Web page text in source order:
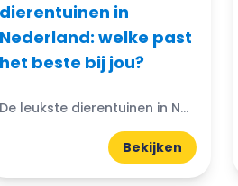
dierentuinen in
Nederland: welke past
het beste bij jou?
De leukste dierentuinen in Nederland: Dierentuinen in Nederland zijn echte trekpleisters voor jong en oud. Ze bieden niet alleen de kans om exotische dieren van dichtbij te zien, maar ook...
Bekijken